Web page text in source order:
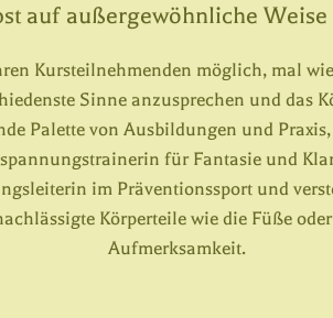
auf außergewöhnliche Weise
Kursteilnehmenden möglich, mal
Sinne anzusprechen und das
Palette von Ausbildungen und
für Fantasie und
im Präventionssport und
Körperteile wie die Füße
Aufmerksamkeit.